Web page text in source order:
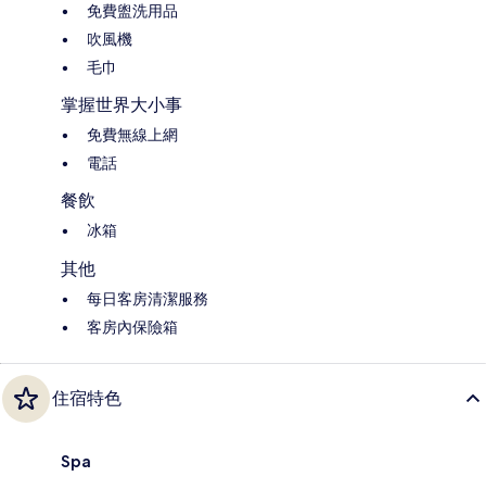
免費盥洗用品
吹風機
毛巾
掌握世界大小事
免費無線上網
電話
餐飲
冰箱
其他
每日客房清潔服務
客房內保險箱
住宿特色
Spa